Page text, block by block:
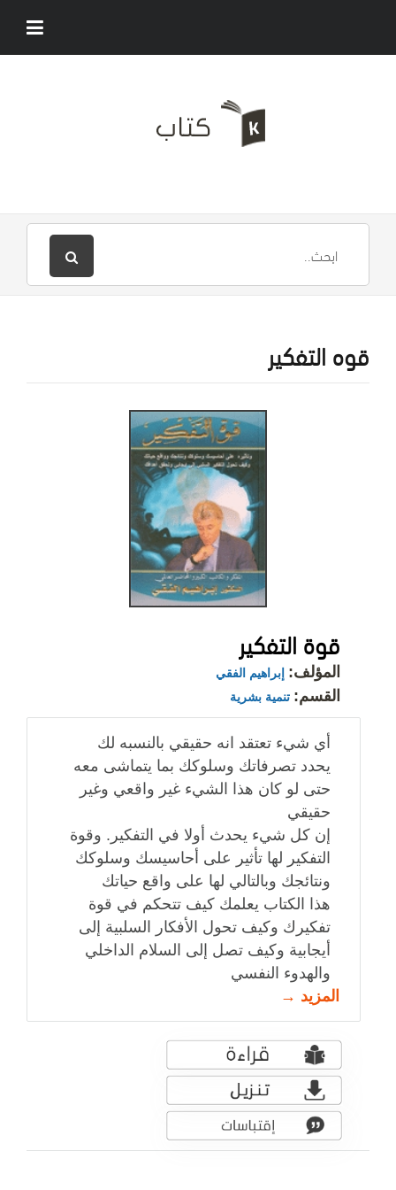
قوه التفكير
قوة التفكير
المؤلف: إبراهيم الفقي
القسم: تنمية بشرية
أي شيء تعتقد انه حقيقي بالنسبه لك
يحدد تصرفاتك وسلوكك بما يتماشى معه
حتى لو كان هذا الشيء غير واقعي وغير
حقيقي
إن كل شيء يحدث أولا في التفكير. وقوة
التفكير لها تأثير على أحاسيسك وسلوكك
ونتائجك وبالتالي لها على واقع حياتك
هذا الكتاب يعلمك كيف تتحكم في قوة
تفكيرك وكيف تحول الأفكار السلبية إلى
أيجابية وكيف تصل إلى السلام الداخلي
والهدوء النفسي
المزيد →